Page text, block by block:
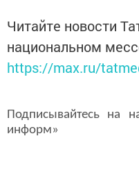
Читайте новости
национальном
https://max.ru/
Подписывайтесь на
информ»